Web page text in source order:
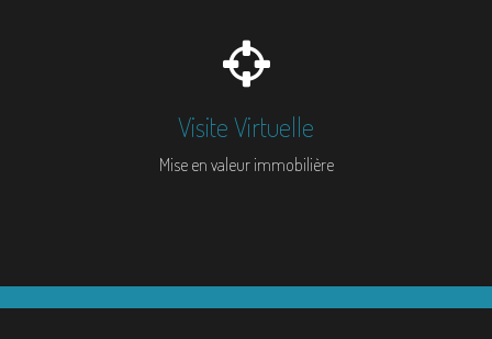
Visite Virtuelle
Mise en valeur immobilière